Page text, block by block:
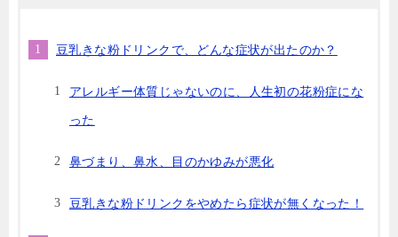
豆乳きな粉ドリンクで、どんな症状が出たのか？
アレルギー体質じゃないのに、人生初の花粉症にな
った
鼻づまり、鼻水、目のかゆみが悪化
豆乳きな粉ドリンクをやめたら症状が無くなった！